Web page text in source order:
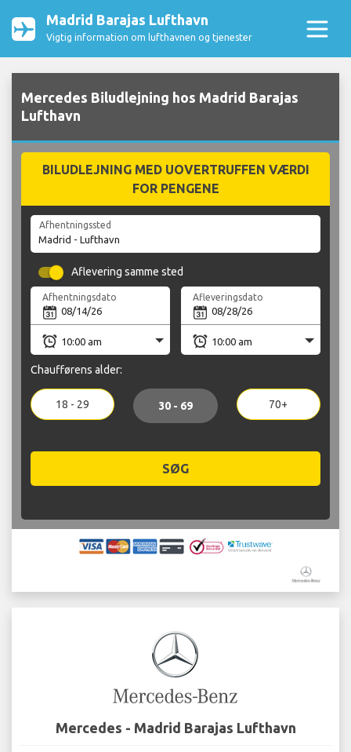
Madrid Barajas Lufthavn
Vigtig information om lufthavnen og tjenester
Mercedes Biludlejning hos Madrid Barajas
Lufthavn
BILUDLEJNING MED UOVERTRUFFEN VÆRDI
FOR PENGENE
Afhentningssted
Aflevering samme sted
Afhentningsdato Afleveringsdato
Chaufførens alder:
18 - 29 30 - 69 70+
SØG
Mercedes - Madrid Barajas Lufthavn